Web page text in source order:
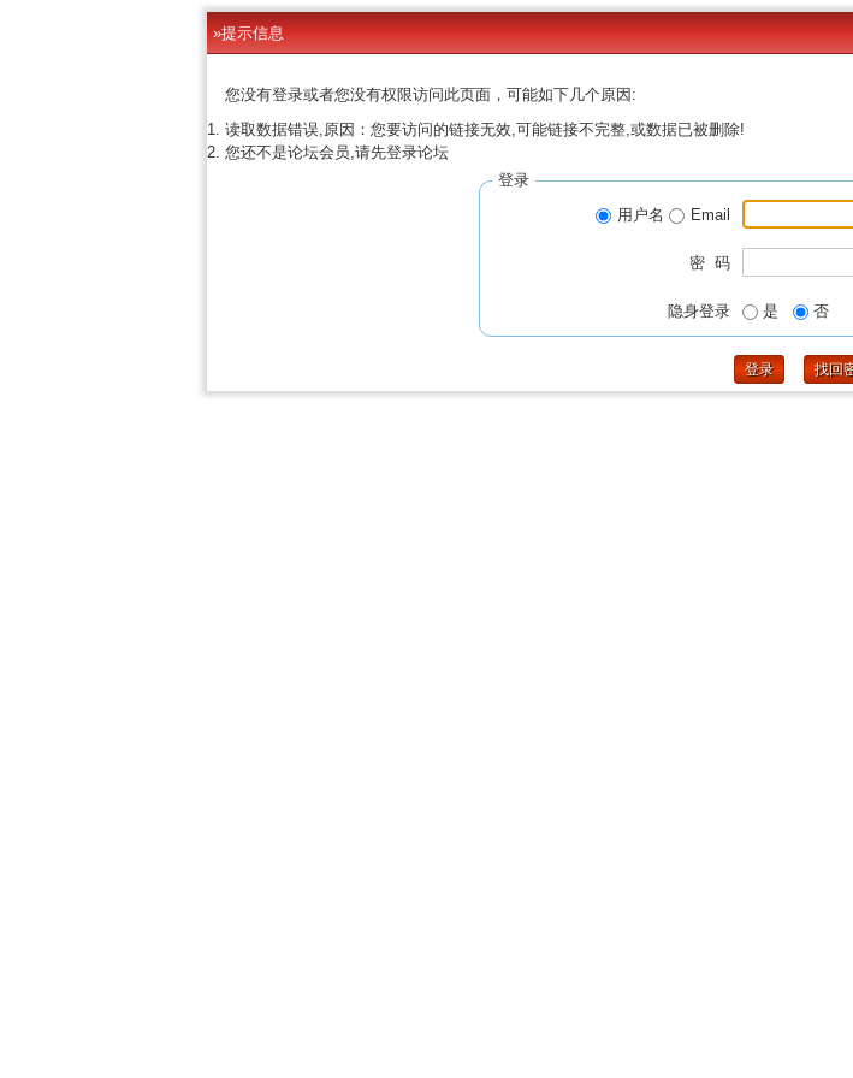
»提示信息
您没有登录或者您没有权限访问此页面，可能如下几个原因:
读取数据错误,原因：您要访问的链接无效,可能链接不完整,或数据已被删除!
您还不是论坛会员,请先登录论坛
登录
用户名
Email
密 码
隐身登录 是 否